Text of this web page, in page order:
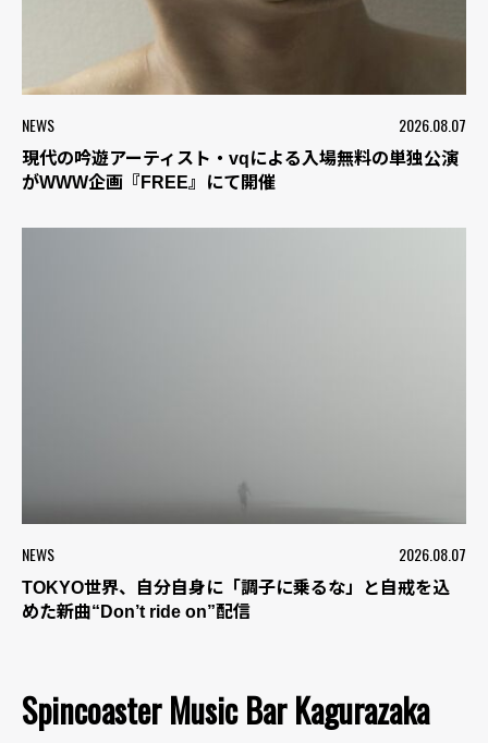
NEWS 2026.08.07
現代の吟遊アーティスト・vqによる入場無料の単独公演
がWWW企画『FREE』にて開催
NEWS 2026.08.07
TOKYO世界、自分自身に「調子に乗るな」と自戒を込
めた新曲“Don’t ride on”配信
Spincoaster Music Bar Kagurazaka